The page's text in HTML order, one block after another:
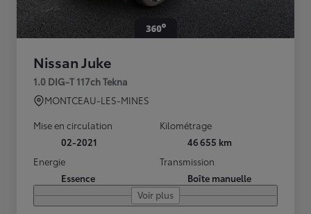
Nissan Juke
1.0 DIG-T 117ch Tekna
MONTCEAU-LES-MINES
Mise en circulation
02-2021
Kilométrage
46 655 km
Energie
Essence
Transmission
Boîte manuelle
Voir plus